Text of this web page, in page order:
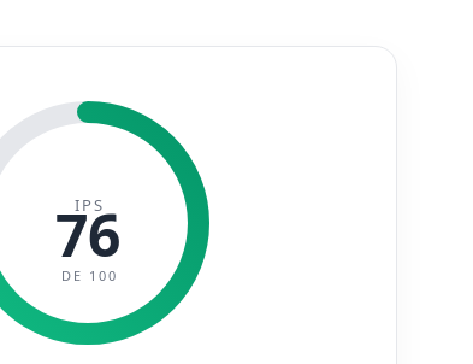
IPS
76
DE 100